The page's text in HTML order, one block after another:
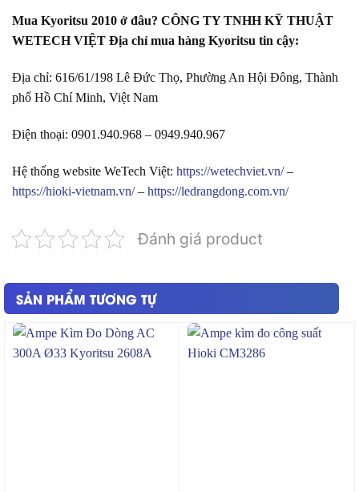
Mua Kyoritsu 2010 ở đâu? CÔNG TY TNHH KỸ THUẬT
WETECH VIỆT Địa chỉ mua hàng Kyoritsu tin cậy:
Địa chỉ: 616/61/198 Lê Đức Thọ, Phường An Hội Đông, Thành
phố Hồ Chí Minh, Việt Nam
Điện thoại: 0901.940.968 – 0949.940.967
Hệ thống website WeTech Việt: https://wetechviet.vn/–
https://hioki-vietnam.vn/– https://ledrangdong.com.vn/
Đánh giá product
SẢN PHẨM TƯƠNG TỰ